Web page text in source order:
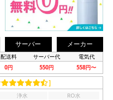
サーバー メーカー
配送料 サーバー代 電気代
0円 550円 558円〜
］
浄水
RO水